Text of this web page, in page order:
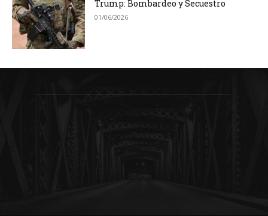
Trump: Bombardeo y Secuestro
01/06/2026